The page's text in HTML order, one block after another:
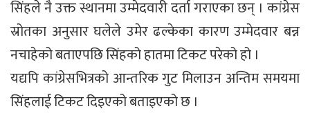
सिंहले नै उक्त स्थानमा उम्मेदवारी दर्ता गराएका छन् । कांग्रेस
स्रोतका अनुसार घलेले उमेर ढल्केका कारण उम्मेदवार बन्न
नचाहेको बताएपछि सिंहको हातमा टिकट परेको हो ।
यद्यपि कांग्रेसभित्रको आन्तरिक गुट मिलाउन अन्तिम समयमा
सिंहलाई टिकट दिइएको बताइएको छ ।